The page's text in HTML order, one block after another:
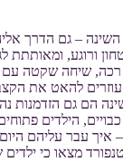
– גם הדרך
ורוגע, ומאותתת
רכה, שיחה שקטה עם
להאט את הקצב
הם גם הזדמנות
הילדים
איך עבר עליהם
מצאו כי ילדים